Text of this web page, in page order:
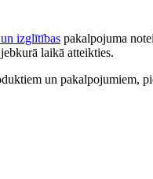
izglītības pakalpojuma
laikā atteikties.
un pakalpojumiem,